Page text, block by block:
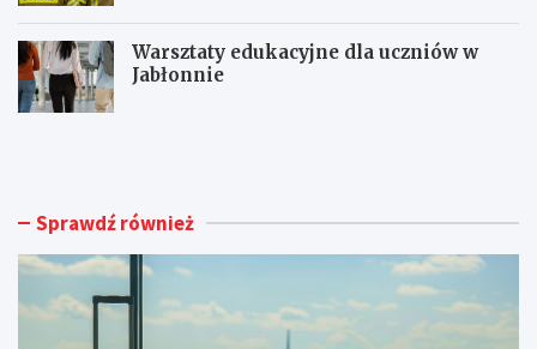
Warsztaty edukacyjne dla uczniów w
Jabłonnie
L
n
i
p
L
o
a
y
Sprawdź również